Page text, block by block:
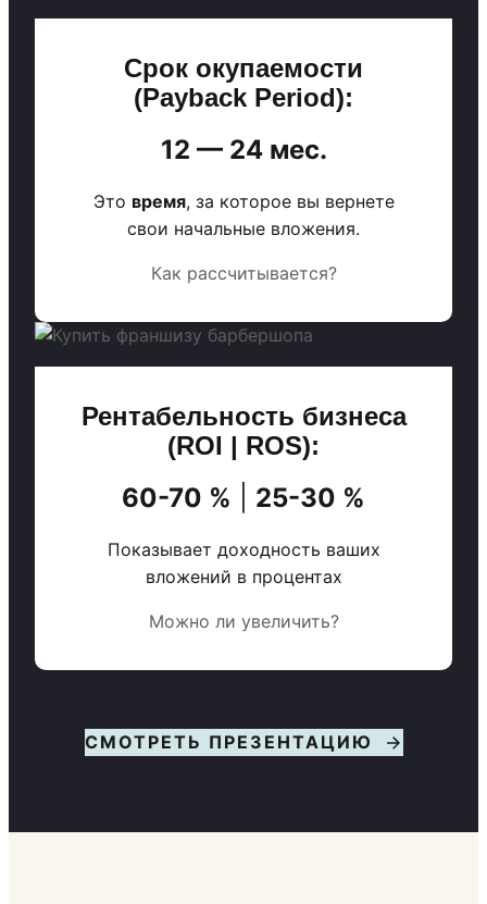
Срок окупаемости
(Payback Period):
12 — 24 мес.
Это время, за которое вы вернете
свои начальные вложения.
Как рассчитывается?
Рентабельность бизнеса
(ROI | ROS):
60-70 % 25-30 %
Показывает доходность ваших
вложений в процентах
Можно ли увеличить?
СМОТРЕТЬ ПРЕЗЕНТАЦИЮ